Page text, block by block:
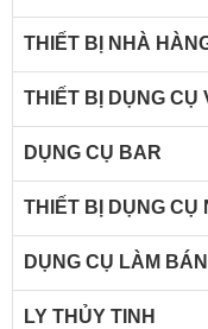
THIẾT BỊ NHÀ
THIẾT BỊ DỤNG CỤ
DỤNG CỤ BAR
THIẾT BỊ DỤNG CỤ
DỤNG CỤ LÀM
LY THỦY TINH